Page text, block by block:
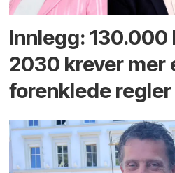
Innlegg: 130.000
2030 krever mer
forenklede regler